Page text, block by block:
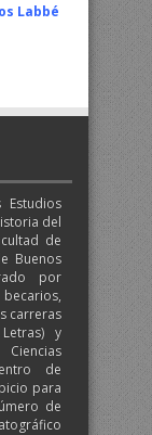
Labbé
Estudios
del
de
Buenos
por
carreras
y
de
para
de